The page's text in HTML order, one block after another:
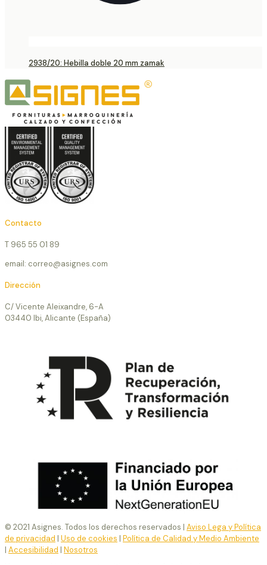
2938/20: Hebilla doble 20 mm zamak
Contacto
T 965 55 01 89
email: correo@asignes.com
Dirección
C/ Vicente Aleixandre, 6-A
03440 Ibi, Alicante (España)
© 2021 Asignes. Todos los derechos reservados | Aviso Lega y Política
de privacidad | Uso de cookies | Política de Calidad y Medio Ambiente
| Accesibilidad | Nosotros